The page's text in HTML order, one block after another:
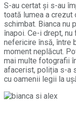
S-au certat și s-au
toată lumea a
schimbat. Bianca nu
înapoi. Ce-i drept,
nefericire însă, între
moment neplăcut.
mai multe fotografii
afacerist, poliția s-a
cu oamenii legii la